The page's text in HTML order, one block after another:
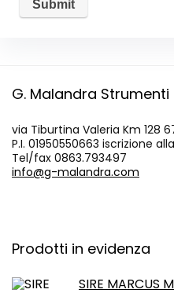
G. Malandra Strumenti
via Tiburtina Valeria Km 128
P.I. 01950550663 iscrizione alla
Tel/fax 0863.793497
info@g-malandra.com
Prodotti in evidenza
SIRE MARCUS